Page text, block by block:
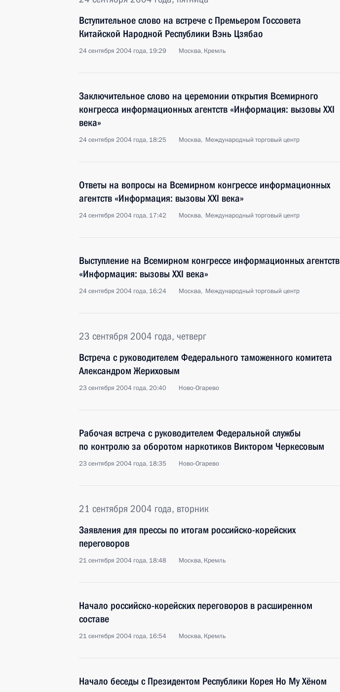
Вступительное слово на встрече с Премьером Госсовета
Китайской Народной Республики Вэнь Цзябао
24 сентября 2004 года, 19:29 Москва, Кремль
Заключительное слово на церемонии открытия Всемирного
конгресса информационных агентств «Информация: вызовы XXI
века»
24 сентября 2004 года, 18:25 Москва, Международный торговый центр
Ответы на вопросы на Всемирном конгрессе информационных
агентств «Информация: вызовы XXI века»
24 сентября 2004 года, 17:42 Москва, Международный торговый центр
Выступление на Всемирном конгрессе информационных агентств
«Информация: вызовы XXI века»
24 сентября 2004 года, 16:24 Москва, Международный торговый центр
23 сентября 2004 года, четверг
Встреча с руководителем Федерального таможенного комитета
Александром Жериховым
23 сентября 2004 года, 20:40 Ново-Огарево
Рабочая встреча с руководителем Федеральной службы
по контролю за оборотом наркотиков Виктором Черкесовым
23 сентября 2004 года, 18:35 Ново-Огарево
21 сентября 2004 года, вторник
Заявления для прессы по итогам российско-корейских
переговоров
21 сентября 2004 года, 18:48 Москва, Кремль
Начало российско-корейских переговоров в расширенном
составе
21 сентября 2004 года, 16:54 Москва, Кремль
Начало беседы с Президентом Республики Корея Но Му Хёном